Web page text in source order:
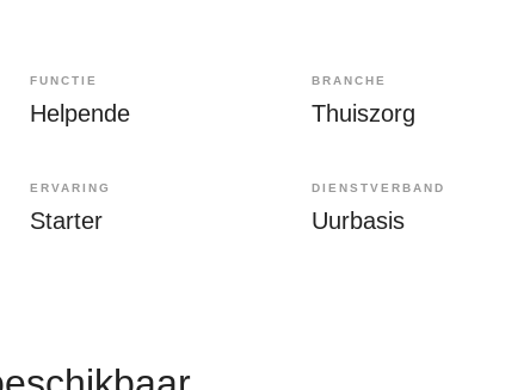
FUNCTIE
Helpende
BRANCHE
Thuiszorg
ERVARING
Starter
DIENSTVERBAND
Uurbasis